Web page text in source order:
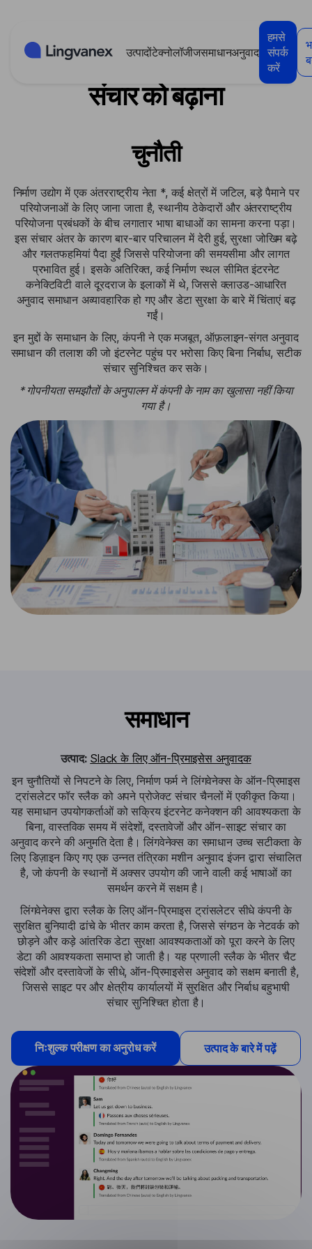
उत्पादोंटेक्नोलॉजीजसमाधानअनुवाद
हमसे
संपर्क
करें
निर्माण कंपनी: बहुभाषी ऑन-साइट
संचार को बढ़ाना
चुनौती
निर्माण उद्योग में एक अंतरराष्ट्रीय नेता *, कई क्षेत्रों में जटिल, बड़े पैमाने पर
परियोजनाओं के लिए जाना जाता है, स्थानीय ठेकेदारों और अंतरराष्ट्रीय
परियोजना प्रबंधकों के बीच लगातार भाषा बाधाओं का सामना करना पड़ा।
इस संचार अंतर के कारण बार-बार परिचालन में देरी हुई, सुरक्षा जोखिम बढ़े
और गलतफहमियां पैदा हुईं जिससे परियोजना की समयसीमा और लागत
प्रभावित हुई। इसके अतिरिक्त, कई निर्माण स्थल सीमित इंटरनेट
कनेक्टिविटी वाले दूरदराज के इलाकों में थे, जिससे क्लाउड-आधारित
अनुवाद समाधान अव्यावहारिक हो गए और डेटा सुरक्षा के बारे में चिंताएं बढ़
गईं।
इन मुद्दों के समाधान के लिए, कंपनी ने एक मजबूत, ऑफ़लाइन-संगत अनुवाद
समाधान की तलाश की जो इंटरनेट पहुंच पर भरोसा किए बिना निर्बाध, सटीक
संचार सुनिश्चित कर सके।
* गोपनीयता समझौतों के अनुपालन में कंपनी के नाम का खुलासा नहीं किया
गया है।
समाधान
उत्पाद: Slack के लिए ऑन-प्रिमाइसेस अनुवादक
इन चुनौतियों से निपटने के लिए, निर्माण फर्म ने लिंगवेनेक्स के ऑन-प्रिमाइस
ट्रांसलेटर फॉर स्लैक को अपने प्रोजेक्ट संचार चैनलों में एकीकृत किया।
यह समाधान उपयोगकर्ताओं को सक्रिय इंटरनेट कनेक्शन की आवश्यकता के
बिना, वास्तविक समय में संदेशों, दस्तावेजों और ऑन-साइट संचार का
अनुवाद करने की अनुमति देता है। लिंगवेनेक्स का समाधान उच्च सटीकता के
लिए डिज़ाइन किए गए एक उन्नत तंत्रिका मशीन अनुवाद इंजन द्वारा संचालित
है, जो कंपनी के स्थानों में अक्सर उपयोग की जाने वाली कई भाषाओं का
समर्थन करने में सक्षम है।
लिंगवेनेक्स द्वारा स्लैक के लिए ऑन-प्रिमाइस ट्रांसलेटर सीधे कंपनी के
सुरक्षित बुनियादी ढांचे के भीतर काम करता है, जिससे संगठन के नेटवर्क को
छोड़ने और कड़े आंतरिक डेटा सुरक्षा आवश्यकताओं को पूरा करने के लिए
डेटा की आवश्यकता समाप्त हो जाती है। यह प्रणाली स्लैक के भीतर चैट
संदेशों और दस्तावेजों के सीधे, ऑन-प्रिमाइसेस अनुवाद को सक्षम बनाती है,
जिससे साइट पर और क्षेत्रीय कार्यालयों में सुरक्षित और निर्बाध बहुभाषी
संचार सुनिश्चित होता है।
निःशुल्क परीक्षण का अनुरोध करें उत्पाद के बारे में पढ़ें